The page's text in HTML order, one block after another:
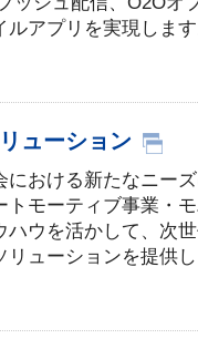
アプリを実現します
ューション
における新たなニーズ
トモーティブ事業・
ハウを活かして、次
ューションを提供し